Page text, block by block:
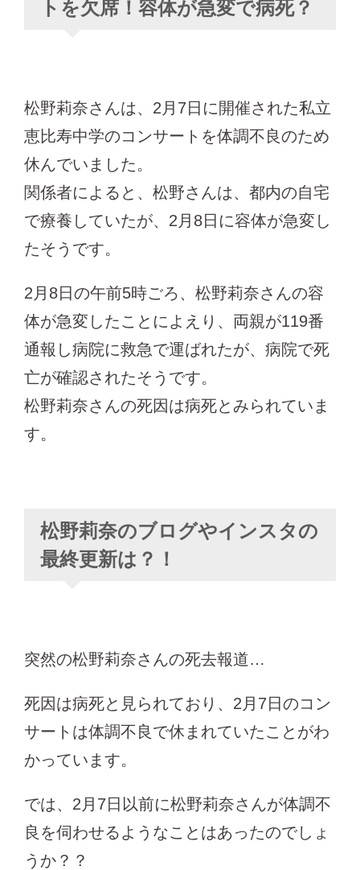
トを欠席！容体が急変で病死？
松野莉奈さんは、2月7日に開催された私立
恵比寿中学のコンサートを体調不良のため
休んでいました。
関係者によると、松野さんは、都内の自宅
で療養していたが、2月8日に容体が急変し
たそうです。
2月8日の午前5時ごろ、松野莉奈さんの容
体が急変したことによえり、両親が119番
通報し病院に救急で運ばれたが、病院で死
亡が確認されたそうです。
松野莉奈さんの死因は病死とみられていま
す。
松野莉奈のブログやインスタの
最終更新は？！
突然の松野莉奈さんの死去報道…
死因は病死と見られており、2月7日のコン
サートは体調不良で休まれていたことがわ
かっています。
では、2月7日以前に松野莉奈さんが体調不
良を伺わせるようなことはあったのでしょ
うか？？